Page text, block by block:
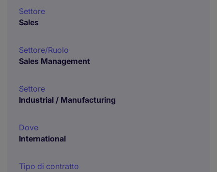
Settore
Sales
Settore/Ruolo
Sales Management
Settore
Industrial / Manufacturing
Dove
International
Tipo di contratto